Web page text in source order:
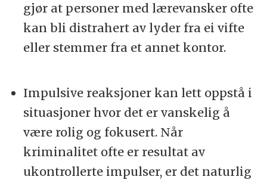
gjør at personer med lærevansker ofte
kan bli distrahert av lyder fra ei vifte
eller stemmer fra et annet kontor.
Impulsive reaksjoner kan lett oppstå i
situasjoner hvor det er vanskelig å
være rolig og fokusert. Når
kriminalitet ofte er resultat av
ukontrollerte impulser, er det naturlig